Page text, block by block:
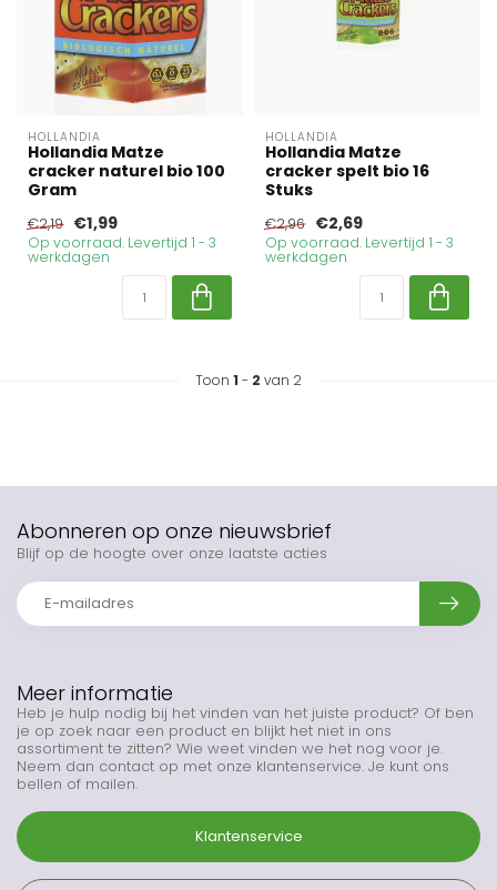
HOLLANDIA
Hollandia Matze
cracker naturel bio 100
Gram
€2,19 €1,99
Op voorraad. Levertijd 1 - 3
werkdagen
HOLLANDIA
Hollandia Matze
cracker spelt bio 16
Stuks
€2,96 €2,69
Op voorraad. Levertijd 1 - 3
werkdagen
Toon 1 - 2 van 2
Meer informatie
Heb je hulp nodig bij het vinden van het juiste product? Of ben
je op zoek naar een product en blijkt het niet in ons
assortiment te zitten? Wie weet vinden we het nog voor je.
Neem dan contact op met onze klantenservice. Je kunt ons
bellen of mailen.
Klantenservice
Abonneren op onze nieuwsbrief
Blijf op de hoogte over onze laatste acties